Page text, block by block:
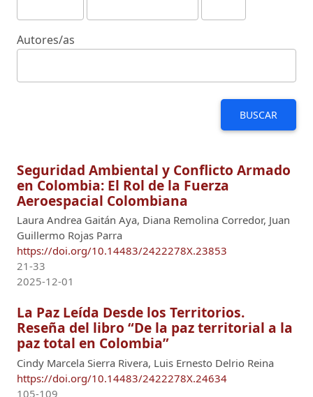
Autores/as
BUSCAR
Seguridad Ambiental y Conflicto Armado
en Colombia: El Rol de la Fuerza
Aeroespacial Colombiana
Laura Andrea Gaitán Aya, Diana Remolina Corredor, Juan
Guillermo Rojas Parra
https://doi.org/10.14483/2422278X.23853
21-33
2025-12-01
La Paz Leída Desde los Territorios.
Reseña del libro “De la paz territorial a la
paz total en Colombia”
Cindy Marcela Sierra Rivera, Luis Ernesto Delrio Reina
https://doi.org/10.14483/2422278X.24634
105-109